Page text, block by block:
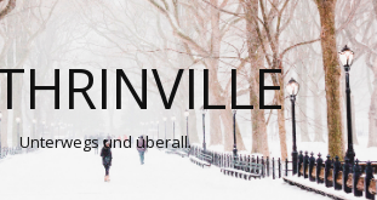
Unterwegs und überall.